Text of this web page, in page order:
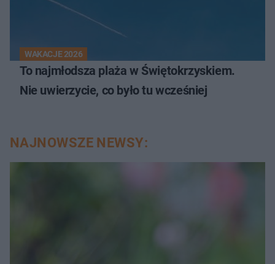
WAKACJE 2026
To najmłodsza plaża w Świętokrzyskiem.
Nie uwierzycie, co było tu wcześniej
NAJNOWSZE NEWSY: